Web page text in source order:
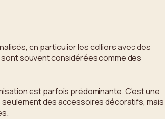
en particulier les colliers avec des
souvent considérées comme des
est parfois prédominante. C’est une
seulement des accessoires décoratifs, mais